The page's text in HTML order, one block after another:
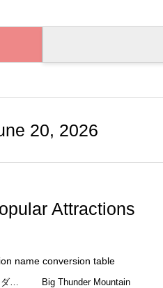
20, 2026
Attractions
name conversion table
ダ…
Big Thunder Mountain